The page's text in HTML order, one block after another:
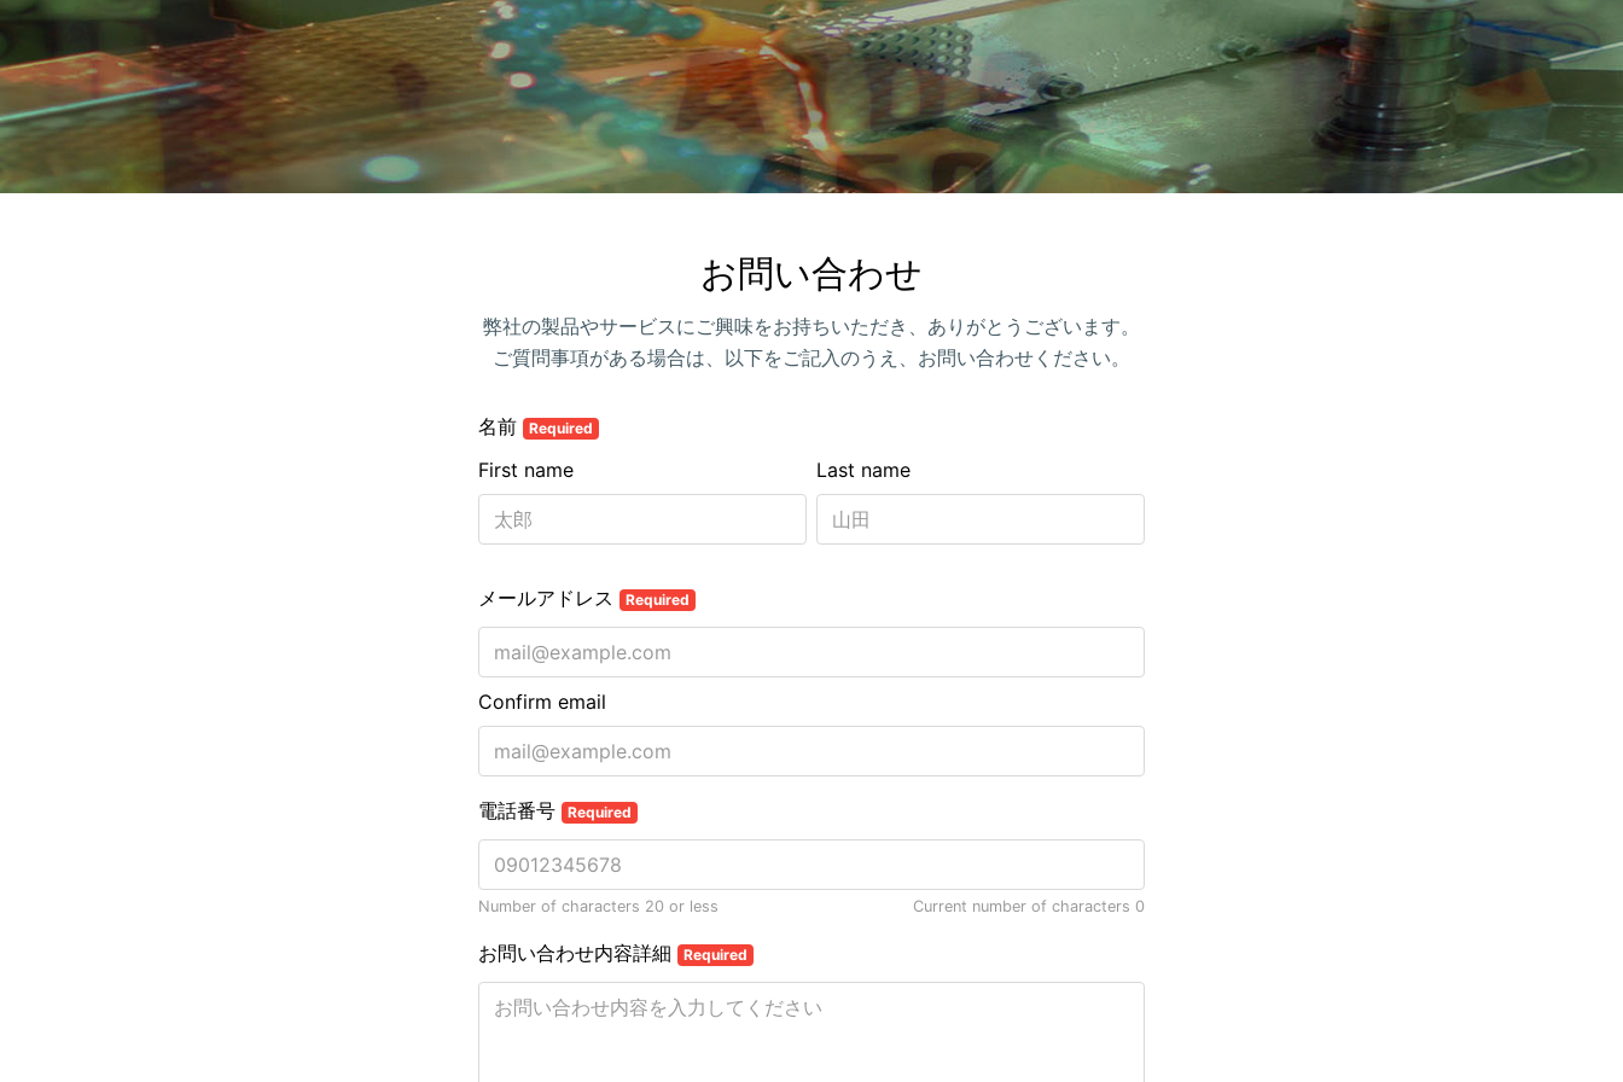
お問い合わせ
弊社の製品やサービスにご興味をお持ちいただき、ありがとうございます。
ご質問事項がある場合は、以下をご記入のうえ、お問い合わせください。
名前 Required
Last name
First name
メールアドレス Required
Confirm email
電話番号 Required
Number of characters 20 or less Current number of characters 0
お問い合わせ内容詳細 Required